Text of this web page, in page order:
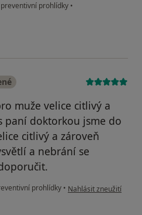
preventivní prohlídky •
muže velice citlivý a
paní doktorkou jsme do
citlivý a zároveň
a nebrání se
prohlídky • podle názoru uživatele
Nahlásit zneužití